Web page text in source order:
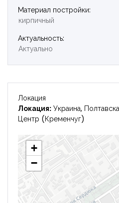
Материал постройки:
кирпичный
Актуальность:
Актуально
Локация
Локация: Украина,
Центр (Кременчуг)
+
−